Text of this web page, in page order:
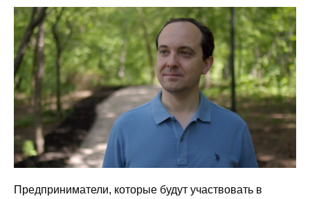
Предприниматели, которые будут участвовать в